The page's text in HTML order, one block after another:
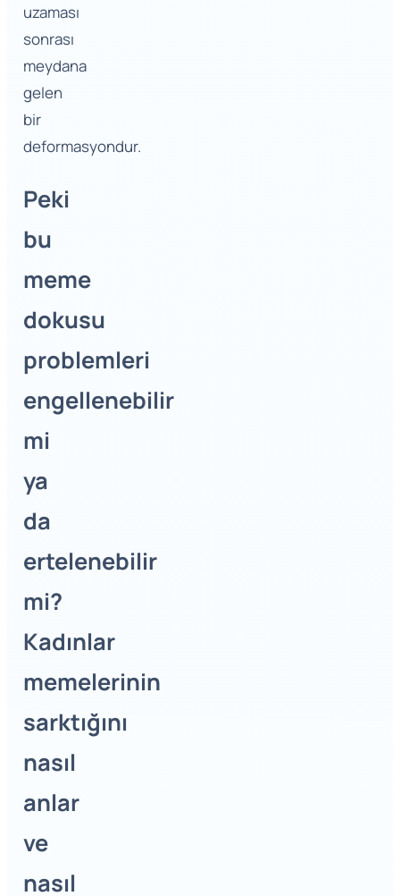
uzaması
sonrası
meydana
gelen
bir
deformasyondur.
Peki
bu
meme
dokusu
problemleri
engellenebilir
mi
ya
da
ertelenebilir
mi?
Kadınlar
memelerinin
sarktığını
nasıl
anlar
ve
nasıl